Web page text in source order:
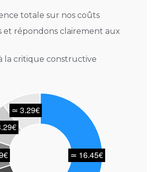
totale sur nos coûts
et répondons clairement aux
la critique constructive